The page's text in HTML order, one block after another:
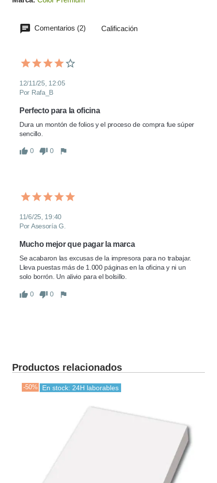
Comentarios (2) Calificación
12/11/25, 12:05
Por Rafa_B
Perfecto para la oficina
Dura un montón de folios y el proceso de compra fue súper
sencillo.
0 0
11/6/25, 19:40
Por Asesoría G.
Mucho mejor que pagar la marca
Se acabaron las excusas de la impresora para no trabajar.
Lleva puestas más de 1.000 páginas en la oficina y ni un
solo borrón. Un alivio para el bolsillo.
0 0
Productos relacionados
-50% En stock: 24H laborables